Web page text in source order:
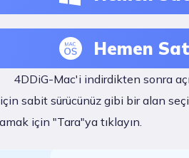
Hemen
4DDiG-Mac'i indirdikten sonra
sabit sürücünüz gibi bir alan
için "Tara"ya tıklayın.